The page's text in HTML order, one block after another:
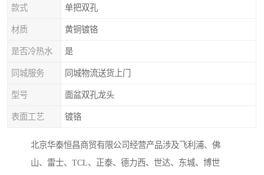
款式 单把双孔
材质 黄铜镀铬
是否冷热水 是
同城服务 同城物流送货上门
型号 面盆双孔龙头
表面工艺 镀铬
北京华泰恒昌商贸有限公司经营产品涉及飞利浦、佛
山、雷士、TCL、正泰、德力西、世达、东城、博世